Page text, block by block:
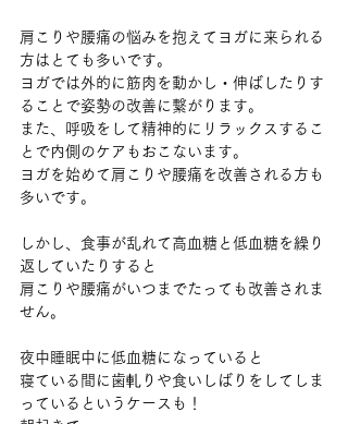
肩こりや腰痛の悩みを抱えてヨガに来られる
方はとても多いです。
ヨガでは外的に筋肉を動かし・伸ばしたりす
ることで姿勢の改善に繋がります。
また、呼吸をして精神的にリラックスするこ
とで内側のケアもおこないます。
ヨガを始めて肩こりや腰痛を改善される方も
多いです。
しかし、食事が乱れて高血糖と低血糖を繰り
返していたりすると
肩こりや腰痛がいつまでたっても改善されま
せん。
夜中睡眠中に低血糖になっていると
寝ている間に歯軋りや食いしばりをしてしま
っているというケースも！